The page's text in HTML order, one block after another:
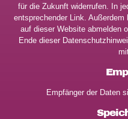
für die Zukunft widerrufen. In
entsprechender Link.
auf dieser Website abmelden
Ende dieser
Empfänger der Daten